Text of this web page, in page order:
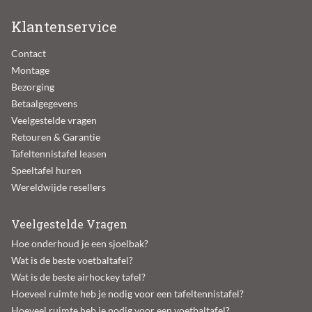
Klantenservice
Contact
Montage
Bezorging
Betaalgegevens
Veelgestelde vragen
Retouren & Garantie
Tafeltennistafel leasen
Speeltafel huren
Wereldwijde resellers
Veelgestelde Vragen
Hoe onderhoud je een sjoelbak?
Wat is de beste voetbaltafel?
Wat is de beste airhockey tafel?
Hoeveel ruimte heb je nodig voor een tafeltennistafel?